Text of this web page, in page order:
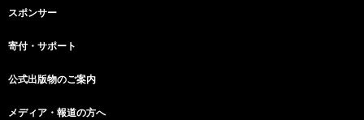
スポンサー
寄付・サポート
公式出版物のご案内
メディア・報道の方へ